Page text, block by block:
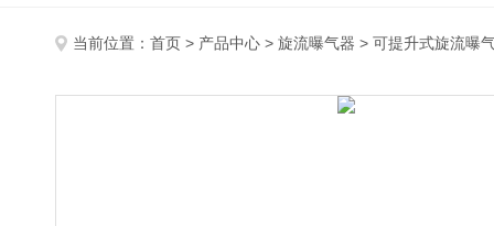
当前位置： 首页 > 产品中心 > 旋流曝气器 > 可提升式旋流曝